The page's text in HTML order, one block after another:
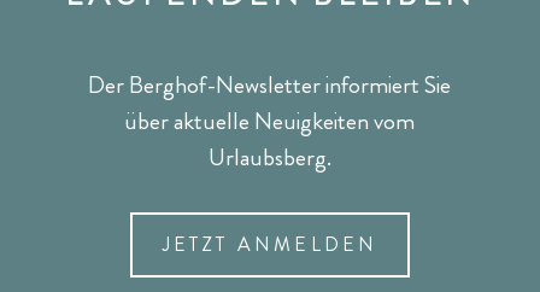
Der Berghof-Newsletter informiert Sie
über aktuelle Neuigkeiten vom
Urlaubsberg.
JETZT ANMELDEN